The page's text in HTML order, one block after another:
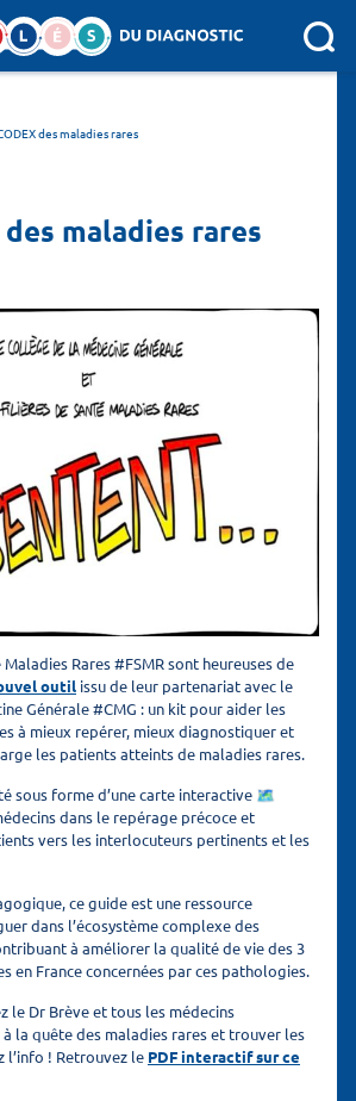
des maladies rares
des maladies rares
Rares #FSMR sont heureuses de
outil issu de leur partenariat avec le
Générale #CMG : un kit pour aider les
à mieux repérer, mieux diagnostiquer et
les patients atteints de maladies rares.
sous forme d’une carte interactive 🗺️
dans le repérage précoce et
vers les interlocuteurs pertinents et les
ce guide est une ressource
dans l’écosystème complexe des
à améliorer la qualité de vie des 3
en France concernées par ces pathologies.
le Dr Brève et tous les médecins
la quête des maladies rares et trouver les
l’info ! Retrouvez le PDF interactif sur ce